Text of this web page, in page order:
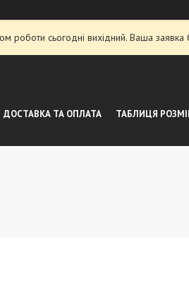
роботи сьогодні вихідний. Ваша
ДОСТАВКА ТА ОПЛАТА ТАБЛИЦЯ